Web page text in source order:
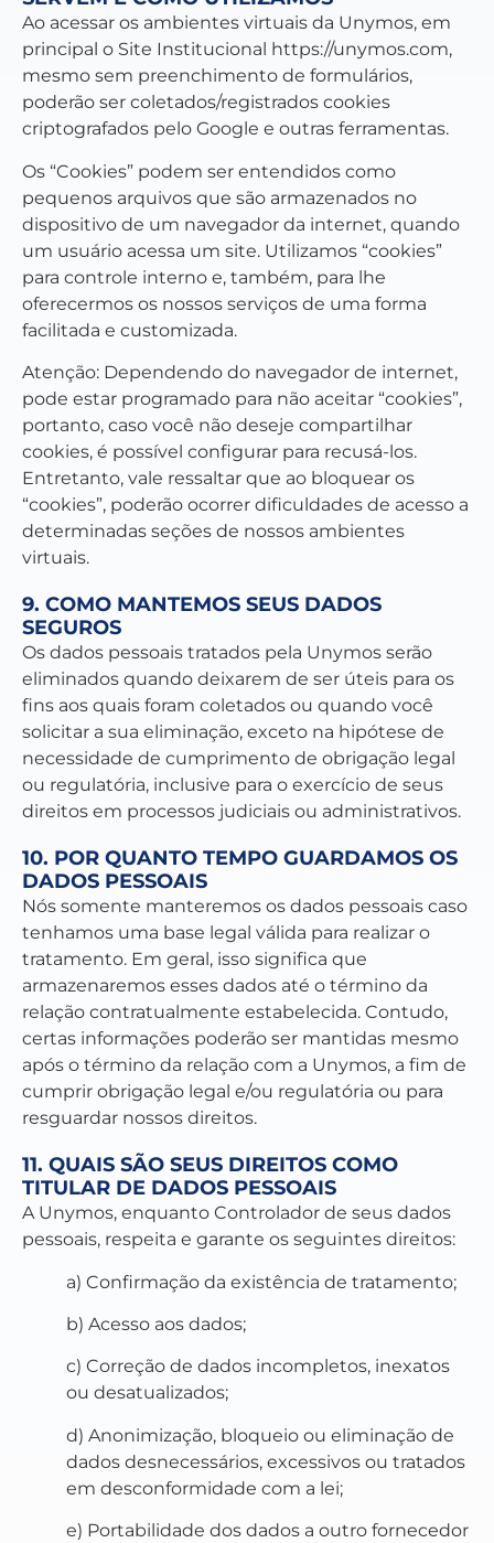
Ao acessar os ambientes virtuais da Unymos, em
principal o Site Institucional https://unymos.com,
mesmo sem preenchimento de formulários,
poderão ser coletados/registrados cookies
criptografados pelo Google e outras ferramentas.
Os “Cookies” podem ser entendidos como
pequenos arquivos que são armazenados no
dispositivo de um navegador da internet, quando
um usuário acessa um site. Utilizamos “cookies”
para controle interno e, também, para lhe
oferecermos os nossos serviços de uma forma
facilitada e customizada.
Atenção: Dependendo do navegador de internet,
pode estar programado para não aceitar “cookies”,
portanto, caso você não deseje compartilhar
cookies, é possível configurar para recusá-los.
Entretanto, vale ressaltar que ao bloquear os
“cookies”, poderão ocorrer dificuldades de acesso a
determinadas seções de nossos ambientes
virtuais.
9. COMO MANTEMOS SEUS DADOS
SEGUROS
Os dados pessoais tratados pela Unymos serão
eliminados quando deixarem de ser úteis para os
fins aos quais foram coletados ou quando você
solicitar a sua eliminação, exceto na hipótese de
necessidade de cumprimento de obrigação legal
ou regulatória, inclusive para o exercício de seus
direitos em processos judiciais ou administrativos.
10. POR QUANTO TEMPO GUARDAMOS OS
DADOS PESSOAIS
Nós somente manteremos os dados pessoais caso
tenhamos uma base legal válida para realizar o
tratamento. Em geral, isso significa que
armazenaremos esses dados até o término da
relação contratualmente estabelecida. Contudo,
certas informações poderão ser mantidas mesmo
após o término da relação com a Unymos, a fim de
cumprir obrigação legal e/ou regulatória ou para
resguardar nossos direitos.
11. QUAIS SÃO SEUS DIREITOS COMO
TITULAR DE DADOS PESSOAIS
A Unymos, enquanto Controlador de seus dados
pessoais, respeita e garante os seguintes direitos:
a) Confirmação da existência de tratamento;
b) Acesso aos dados;
c) Correção de dados incompletos, inexatos
ou desatualizados;
d) Anonimização, bloqueio ou eliminação de
dados desnecessários, excessivos ou tratados
em desconformidade com a lei;
e) Portabilidade dos dados a outro fornecedor